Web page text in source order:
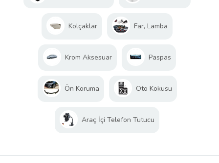
Kolçaklar Far, Lamba
Krom Aksesuar Paspas
Ön Koruma Oto Kokusu
Araç İçi Telefon Tutucu